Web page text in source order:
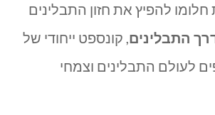
להפיץ את חזון התבלינים
התבלינים, קונספט ייחודי של
לעולם התבלינים וצמחי